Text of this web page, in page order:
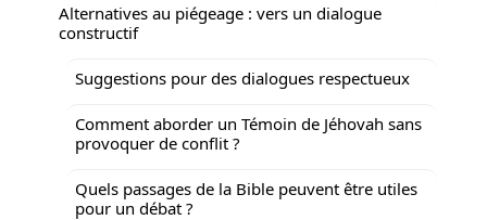
Alternatives au piégeage : vers un dialogue
constructif
Suggestions pour des dialogues respectueux
Comment aborder un Témoin de Jéhovah sans
provoquer de conflit ?
Quels passages de la Bible peuvent être utiles
pour un débat ?